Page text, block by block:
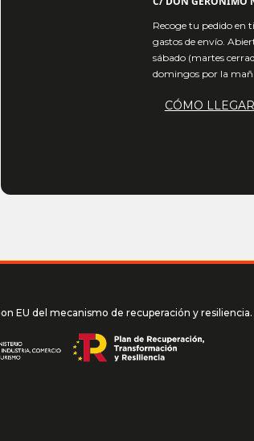
Recoge tu pedido en
gastos de envío.
sábado (martes
domingos por la
CÓMO LLEGAR
EU del mecanismo de recuperación y resiliencia.